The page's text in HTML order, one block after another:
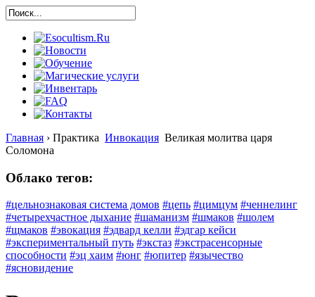
Главная › Практика Инвокация Великая молитва царя
Соломона
Облако тегов:
#цельнознаковая система домов #цепь #цимцум #ченнелинг
#четырехчастное дыхание #шаманизм #шмаков #шолем
#щмаков #эвокация #эдвард келли #эдгар кейси
#экспериментальный путь #экстаз #экстрасенсорные
способности #эц хаим #юнг #юпитер #язычество
#ясновидение